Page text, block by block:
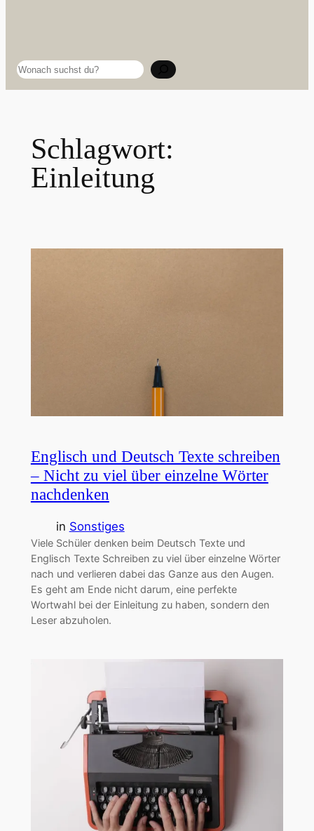
Suchen
Schlagwort:
Einleitung
Englisch und Deutsch Texte schreiben
– Nicht zu viel über einzelne Wörter
nachdenken
in Sonstiges
Viele Schüler denken beim Deutsch Texte und
Englisch Texte Schreiben zu viel über einzelne Wörter
nach und verlieren dabei das Ganze aus den Augen.
Es geht am Ende nicht darum, eine perfekte
Wortwahl bei der Einleitung zu haben, sondern den
Leser abzuholen.